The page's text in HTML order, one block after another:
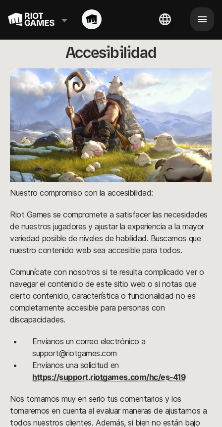
Accesibilidad
Nuestro compromiso con la accesibilidad:
Riot Games se compromete a satisfacer las necesidades
de nuestros jugadores y ajustar la experiencia a la mayor
variedad posible de niveles de habilidad. Buscamos que
nuestro contenido web sea accesible para todos.
Comunícate con nosotros si te resulta complicado ver o
navegar el contenido de este sitio web o si notas que
cierto contenido, característica o funcionalidad no es
completamente accesible para personas con
discapacidades.
Envíanos un correo electrónico a
support@riotgames.com
Envíanos una solicitud en
https://support.riotgames.com/hc/es-419
Nos tomamos muy en serio tus comentarios y los
tomaremos en cuenta al evaluar maneras de ajustarnos a
todos nuestros clientes. Además, si bien no están bajo